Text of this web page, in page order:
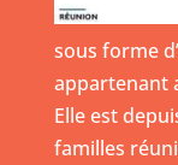
sous forme
appartenant
Elle est
familles